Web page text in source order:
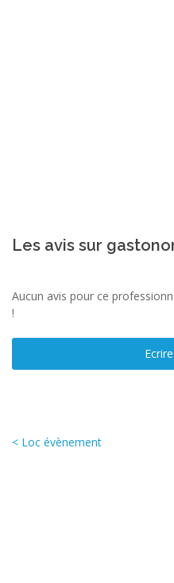
Les avis sur
Aucun avis pour ce
!
< Loc évènement